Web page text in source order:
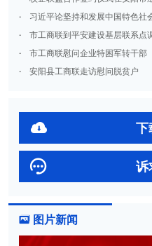
· 习近平论坚持和发展中国特色社
· 市工商联到平安建设基层联系点
· 市工商联慰问企业特困军转干部
· 安阳县工商联走访慰问脱贫户
 下
 诉
 图片新闻